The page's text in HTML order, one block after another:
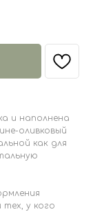
и наполнена
оливковый
как для
тех, у кого